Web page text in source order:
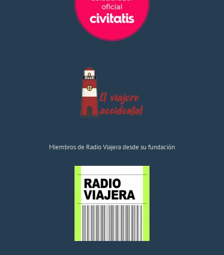
Miembros de Radio Viajera desde su fundación